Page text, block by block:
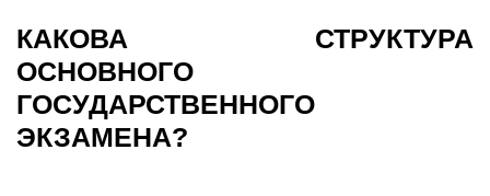
КАКОВА СТРУКТУРА
ОСНОВНОГО
ГОСУДАРСТВЕННОГО
ЭКЗАМЕНА?